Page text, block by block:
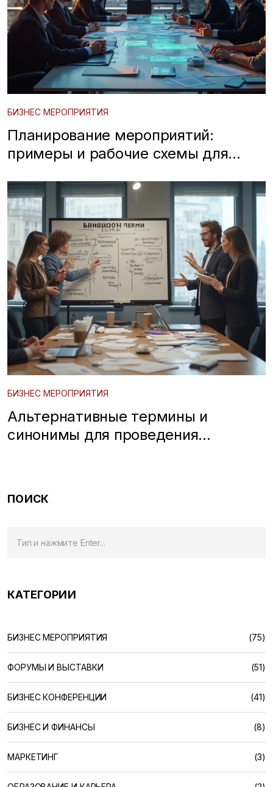
БИЗНЕС МЕРОПРИЯТИЯ
Планирование мероприятий:
примеры и рабочие схемы для
БИЗНЕС МЕРОПРИЯТИЯ
Альтернативные термины и
синонимы для проведения
ПОИСК
КАТЕГОРИИ
БИЗНЕС МЕРОПРИЯТИЯ (75)
ФОРУМЫ И ВЫСТАВКИ (51)
БИЗНЕС КОНФЕРЕНЦИИ (41)
БИЗНЕС И ФИНАНСЫ (8)
МАРКЕТИНГ (3)